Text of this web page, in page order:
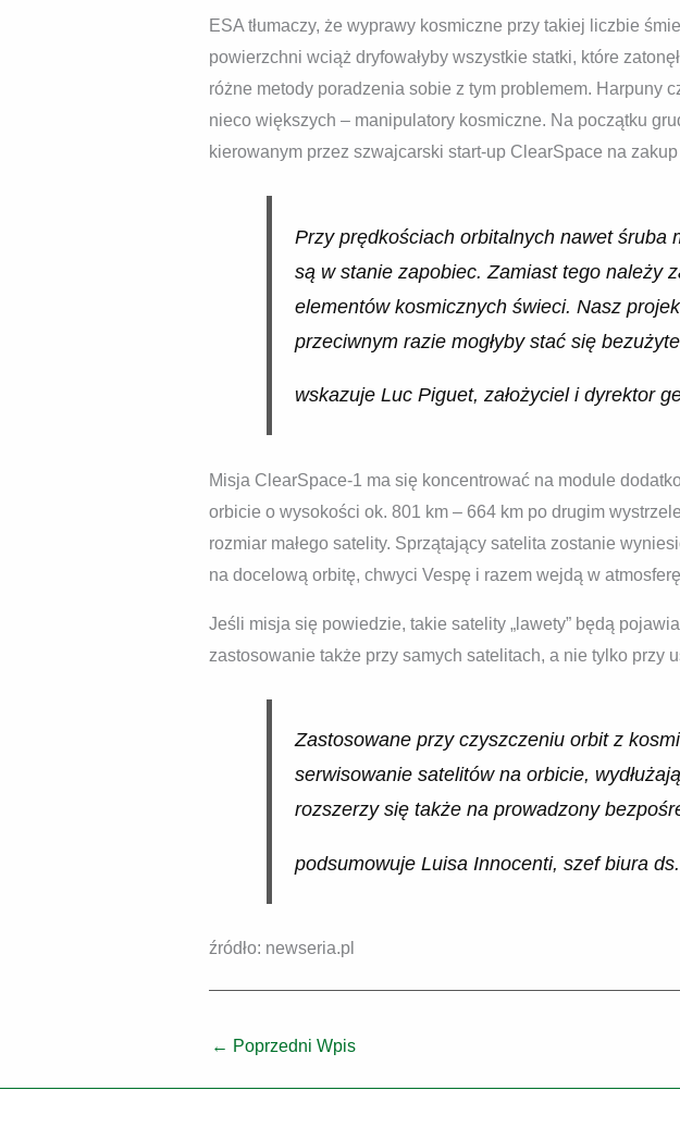
ESA tłumaczy, że wyprawy kosmiczne przy takiej liczbie
powierzchni wciąż dryfowałyby wszystkie statki, które
różne metody poradzenia sobie z tym problemem. Harpuny
nieco większych – manipulatory kosmiczne. Na początku
kierowanym przez szwajcarski start-up ClearSpace na zakup
Przy prędkościach orbitalnych nawet śruba
są w stanie zapobiec. Zamiast tego należy
elementów kosmicznych świeci. Nasz
przeciwnym razie mogłyby stać się
wskazuje Luc Piguet, założyciel i dyrektor
Misja ClearSpace-1 ma się koncentrować na module
orbicie o wysokości ok. 801 km – 664 km po drugim
rozmiar małego satelity. Sprzątający satelita zostanie
na docelową orbitę, chwyci Vespę i razem wejdą w
Jeśli misja się powiedzie, takie satelity „lawety” będą
zastosowanie także przy samych satelitach, a nie tylko przy
Zastosowane przy czyszczeniu orbit z
serwisowanie satelitów na orbicie,
rozszerzy się także na prowadzony
podsumowuje Luisa Innocenti, szef biura
źródło: newseria.pl
← Poprzedni Wpis